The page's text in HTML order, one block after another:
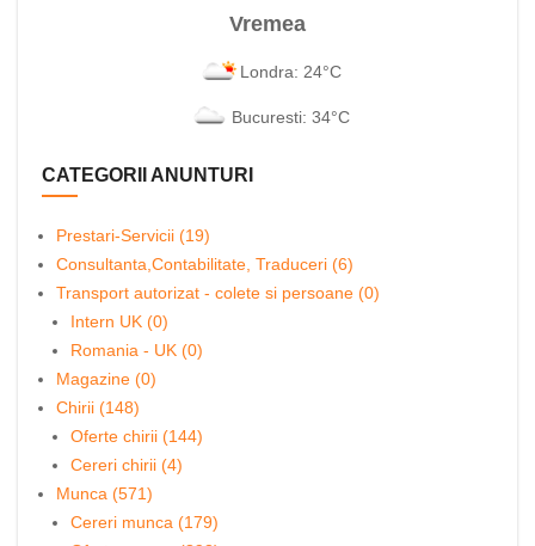
Vremea
Londra: 24°C
Bucuresti: 34°C
CATEGORII ANUNTURI
Prestari-Servicii (19)
Consultanta,Contabilitate, Traduceri (6)
Transport autorizat - colete si persoane (0)
Intern UK (0)
Romania - UK (0)
Magazine (0)
Chirii (148)
Oferte chirii (144)
Cereri chirii (4)
Munca (571)
Cereri munca (179)